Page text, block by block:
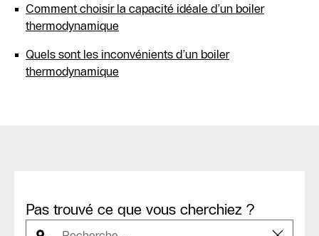
Comment choisir la capacité idéale d’un boiler
thermodynamique
Quels sont les inconvénients d’un boiler
thermodynamique
Pas trouvé ce que vous cherchiez ?